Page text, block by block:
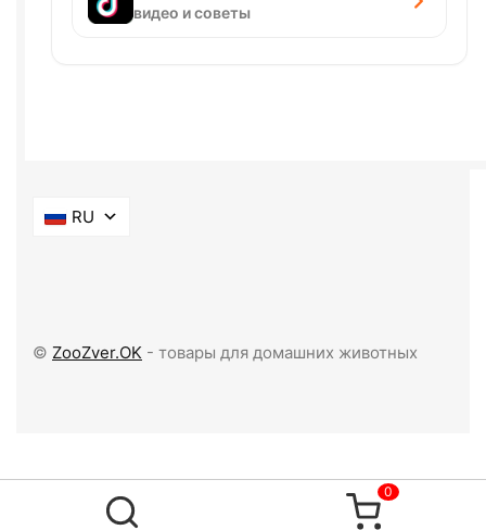
видео и советы
RU
© ZooZver.OK - товары для домашних животных
0